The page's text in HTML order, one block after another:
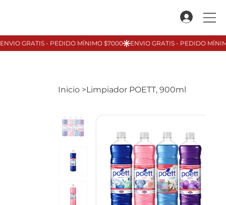
Inicio >Limpiador POETT, 900ml